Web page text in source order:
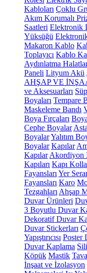
Kabloları Çoklu
Akım Korumalı
Saatleri Elektronik
Yüksüğü
Makaron Kablo
Toplayıcı Kablo
Aydınlatma
Paneli Lityum Akü
AHŞAP VE
ve Aksesuarları
Boyaları Tempare
Maskeleme Bandı
Boya Fırçaları
Cephe Boyalar
BoyalarYalıtım
Boyalar Kapılar
Kapılar Akordiyon
Kapıları Kapı
Fayansları Yer
Fayansları Karo
Tezgahları Ahşap
Duvar Ürünleri
3 Boyutlu Duvar
Dekoratif Duvar
Duvar Stickerları
Yapıştırıcısı Poster
Duvar Kaplama
Köpük Mastik
İnşaat ve İzolasyon